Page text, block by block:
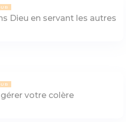
Dieu en servant les autres
votre colère